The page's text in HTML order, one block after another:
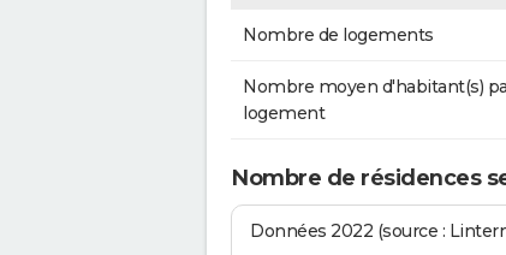
Nombre de logements
Nombre moyen d'habitant(s)
logement
Nombre de résidences
Données 2022 (source :